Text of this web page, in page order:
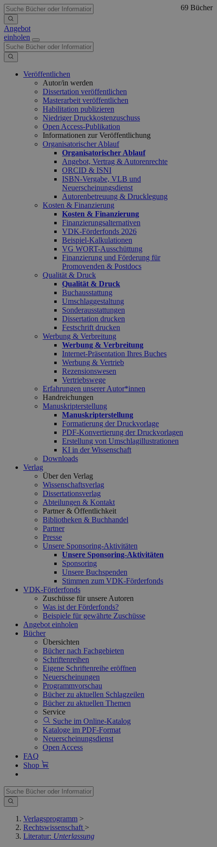
Angebot
einholen
Veröffentlichen
Autor/in werden
Dissertation veröffentlichen
Masterarbeit veröffentlichen
Habilitation publizieren
Niedriger Druckkostenzuschuss
Open Access-Publikation
Informationen zur Veröffentlichung
Organisatorischer Ablauf
Organisatorischer Ablauf
Angebot, Vertrag & Autorenrechte
ORCID & ISNI
ISBN-Vergabe, VLB und
Neuerscheinungsdienst
Autorenbetreuung & Drucklegung
Kosten & Finanzierung
Kosten & Finanzierung
Finanzierungsalternativen
VDK-Förderfonds 2026
Beispiel-Kalkulationen
VG WORT-Ausschüttung
Finanzierung und Förderung für
Promovenden & Postdocs
Qualität & Druck
Qualität & Druck
Buchausstattung
Umschlaggestaltung
Sonderausstattungen
Dissertation drucken
Festschrift drucken
Werbung & Verbreitung
Werbung & Verbreitung
Internet-Präsentation Ihres Buches
Werbung & Vertrieb
Rezensionswesen
Vertriebswege
Erfahrungen unserer Autor*innen
Handreichungen
Manuskripterstellung
Manuskripterstellung
Formatierung der Druckvorlage
PDF-Konvertierung der Druckvorlagen
Erstellung von Umschlagillustrationen
KI in der Wissenschaft
Downloads
Verlag
Über den Verlag
Wissenschaftsverlag
Dissertationsverlag
Abteilungen & Kontakt
Partner & Öffentlichkeit
Bibliotheken & Buchhandel
Partner
Presse
Unsere Sponsoring-Aktivitäten
Unsere Sponsoring-Aktivitäten
Sponsoring
Unsere Buchspenden
Stimmen zum VDK-Förderfonds
VDK-Förderfonds
Zuschüsse für unsere Autoren
Was ist der Förderfonds?
Beispiele für gewährte Zuschüsse
Angebot einholen
Bücher
Übersichten
Bücher nach Fachgebieten
Schriftenreihen
Eigene Schriftenreihe eröffnen
Neuerscheinungen
Programmvorschau
Bücher zu aktuellen Schlagzeilen
Bücher zu aktuellen Themen
Service
Suche im Online-Katalog
Kataloge im PDF-Format
Neuerscheinungsdienst
Open Access
FAQ
Shop
Verlagsprogramm >
Rechtswissenschaft >
Literatur: Unterlassung
69 Bücher